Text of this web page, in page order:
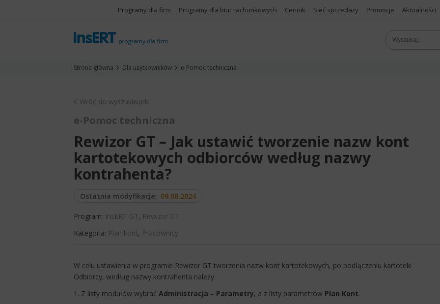
Programy dla firm Programy dla biur rachunkowych Cennik Sieć sprzedaży Promocje Aktualności
Strona główna Dla użytkowników e-Pomoc techniczna
Wróć do wyszukiwarki
e-Pomoc techniczna
Rewizor GT – Jak ustawić tworzenie nazw kont
kartotekowych odbiorców według nazwy
kontrahenta?
Ostatnia modyfikacja: 09.08.2024
Program: InsERT GT, Rewizor GT
Kategoria: Plan kont, Pracownicy
​W celu ustawienia w programie Rewizor GT tworzenia nazw kont kartotekowych, po podłączeniu kartoteki
Odbiorcy, według nazwy kontrahenta należy:
1. Z listy modułów wybrać Administracja – Parametry, a z listy parametrów Plan Kont.